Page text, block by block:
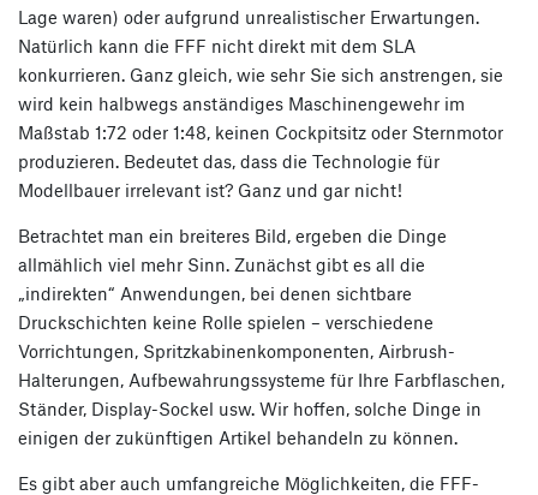
Lage waren) oder aufgrund unrealistischer Erwartungen.
Natürlich kann die FFF nicht direkt mit dem SLA
konkurrieren. Ganz gleich, wie sehr Sie sich anstrengen, sie
wird kein halbwegs anständiges Maschinengewehr im
Maßstab 1:72 oder 1:48, keinen Cockpitsitz oder Sternmotor
produzieren. Bedeutet das, dass die Technologie für
Modellbauer irrelevant ist? Ganz und gar nicht!
Betrachtet man ein breiteres Bild, ergeben die Dinge
allmählich viel mehr Sinn. Zunächst gibt es all die
„indirekten“ Anwendungen, bei denen sichtbare
Druckschichten keine Rolle spielen – verschiedene
Vorrichtungen, Spritzkabinenkomponenten, Airbrush-
Halterungen, Aufbewahrungssysteme für Ihre Farbflaschen,
Ständer, Display-Sockel usw. Wir hoffen, solche Dinge in
einigen der zukünftigen Artikel behandeln zu können.
Es gibt aber auch umfangreiche Möglichkeiten, die FFF-